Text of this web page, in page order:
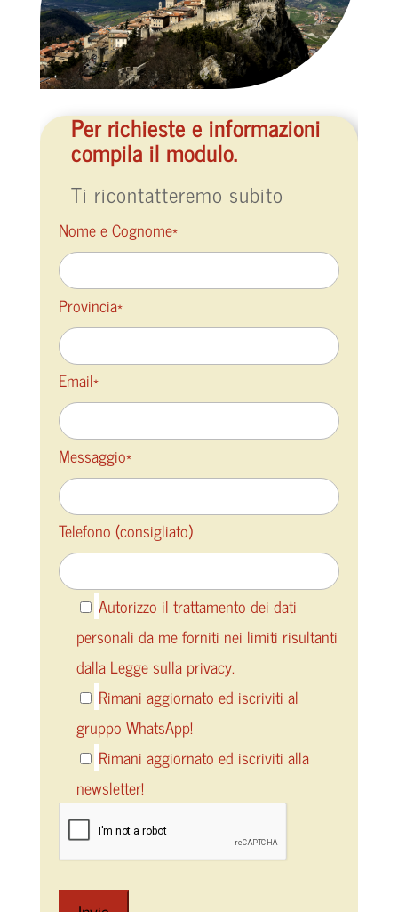
Per richieste e informazioni
compila il modulo.
Ti ricontatteremo subito
Nome e Cognome*
Provincia*
Email*
Messaggio*
Telefono (consigliato)
Autorizzo il trattamento dei dati
personali da me forniti nei limiti risultanti
dalla Legge sulla privacy.
Rimani aggiornato ed iscriviti al
gruppo WhatsApp!
Rimani aggiornato ed iscriviti alla
newsletter!